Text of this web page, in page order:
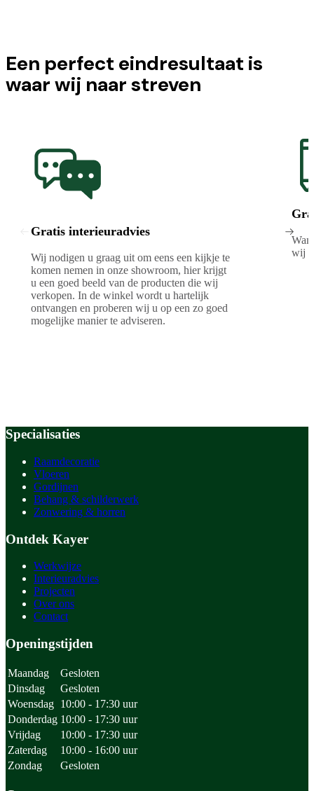
Een perfect eindresultaat is
waar wij naar streven
Gratis interieuradvies
Wij nodigen u graag uit om eens een kijkje te
komen nemen in onze showroom, hier krijgt
u een goed beeld van de producten die wij
verkopen. In de winkel wordt u hartelijk
ontvangen en proberen wij u op een zo goed
mogelijke manier te adviseren.
wij
Specialisaties
Raamdecoratie
Vloeren
Gordijnen
Behang & schilderwerk
Zonwering & horren
Ontdek Kayer
Werkwijze
Interieuradvies
Projecten
Over ons
Contact
Openingstijden
Maandag
Gesloten
Dinsdag
Gesloten
Woensdag 10:00 - 17:30 uur
Donderdag 10:00 - 17:30 uur
Vrijdag
10:00 - 17:30 uur
Zaterdag
10:00 - 16:00 uur
Zondag
Gesloten